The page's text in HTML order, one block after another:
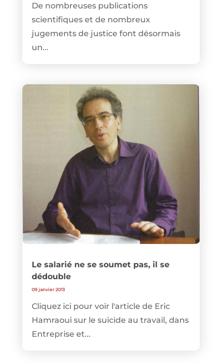
De nombreuses publications
scientifiques et de nombreux
jugements de justice font désormais
un...
Le salarié ne se soumet pas, il se
dédouble
09 janvier 2013
Cliquez ici pour voir l'article de Eric
Hamraoui sur le suicide au travail, dans
Entreprise et...